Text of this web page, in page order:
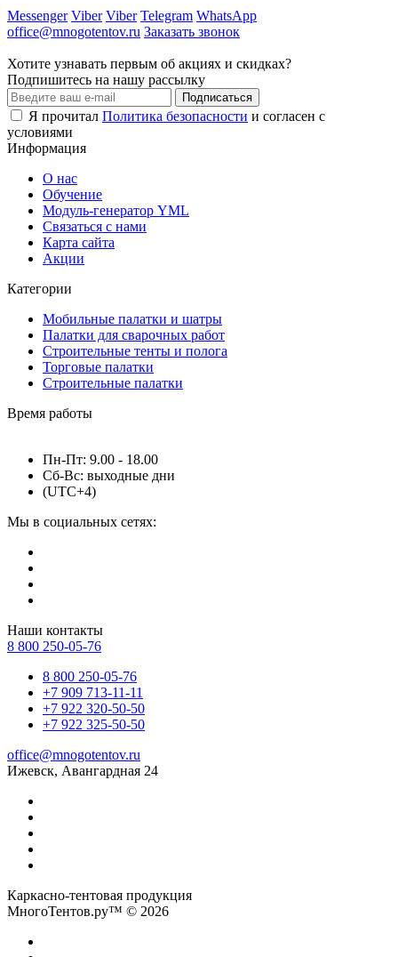
Messenger Viber Viber Telegram WhatsApp
office@mnogotentov.ru Заказать звонок
Хотите узнавать первым об акциях и скидках?
Подпишитесь на нашу рассылку
Подписаться
Я прочитал Политика безопасности и согласен с
условиями
Информация
О нас
Обучение
Модуль-генератор YML
Связаться с нами
Карта сайта
Акции
Категории
Мобильные палатки и шатры
Палатки для сварочных работ
Строительные тенты и полога
Торговые палатки
Строительные палатки
Время работы
Пн-Пт: 9.00 - 18.00
Сб-Вс: выходные дни
(UTC+4)
Мы в социальных сетях:
Наши контакты
8 800 250-05-76
8 800 250-05-76
+7 909 713-11-11
+7 922 320-50-50
+7 922 325-50-50
office@mnogotentov.ru
Ижевск, Авангардная 24
Каркасно-тентовая продукция
МногоТентов.ру™ © 2026